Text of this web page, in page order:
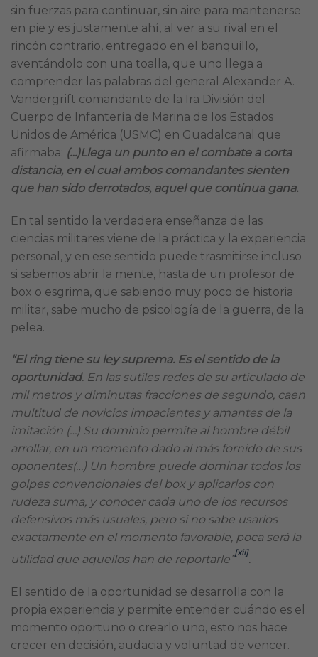
sin fuerzas para continuar, sin aire para mantenerse
en pie y es justamente ahí, al ver a su rival en el
rincón contrario, entregado en el banquillo,
aventándolo con una toalla, que uno llega a
comprender las palabras del general Alexander A.
Vandergrift comandante de la Ira División del
Cuerpo de Infantería de Marina de los Estados
Unidos de América (USMC) en Guadalcanal que
afirmaba: (…)Llega un punto en el combate a corta
distancia, en el cual ambos comandantes sienten
que han sido derrotados, aquel que continua gana.
En tal sentido la verdadera enseñanza de las
ciencias militares viene de la práctica y la experiencia
personal, y en ese sentido puede trasmitirse incluso
si sabemos abrir la mente, hasta de un profesor de
box o esgrima, que sabiendo muy poco de historia
militar, sabe mucho de psicología de la guerra, de la
pelea.
“El ring tiene su ley suprema. Es el sentido de la
oportunidad. En las sutiles redes de su articulado de
mil metros y diminutas fracciones de segundo, caen
multitud de novicios impacientes y amantes de la
imitación (…) Su dominio permite al hombre débil
arrollar, en un momento dado al más fornido de sus
oponentes(…) Un hombre puede dominar todos los
golpes convencionales del box y aplicarlos con
rudeza suma, y conocer cada uno de los recursos
defensivos más usuales, pero si no sabe usarlos
exactamente en el momento favorable, poca será la
utilidad que aquellos han de reportarle”
[xii]
.
El sentido de la oportunidad se desarrolla con la
propia experiencia y permite entender cuándo es el
momento oportuno o crearlo uno, esto nos hace
crecer en decisión, audacia y voluntad de vencer.